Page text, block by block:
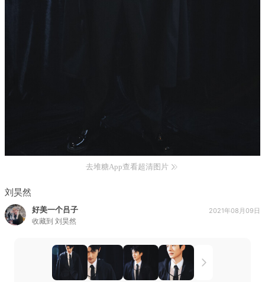
去堆糖App查看超清图片
刘昊然
好美一个吕子
收藏到 刘昊然
2021年08月09日